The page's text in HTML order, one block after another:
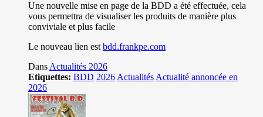
Une nouvelle mise en page de la BDD a été effectuée, cela
vous permettra de visualiser les produits de manière plus
conviviale et plus facile
Le nouveau lien est bdd.frankpe.com
Dans Actualités 2026
Etiquettes: BDD 2026 Actualités Actualité annoncée en
2026